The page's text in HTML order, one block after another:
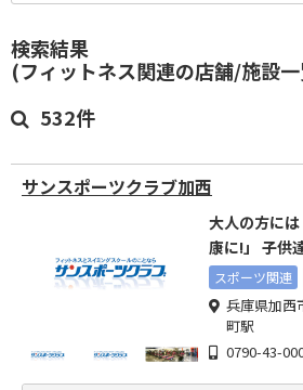
検索結果
(フィットネス関連の店舗/施設一
532件
サンスポーツクラブ加西
大人の方に
康に!」 子供
を応援しま
スポーツ関連
兵庫県加西
町駅
0790-43-